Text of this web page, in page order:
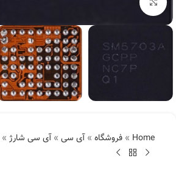
Home
» فروشگاه »آی سی »آی سی شارژ »